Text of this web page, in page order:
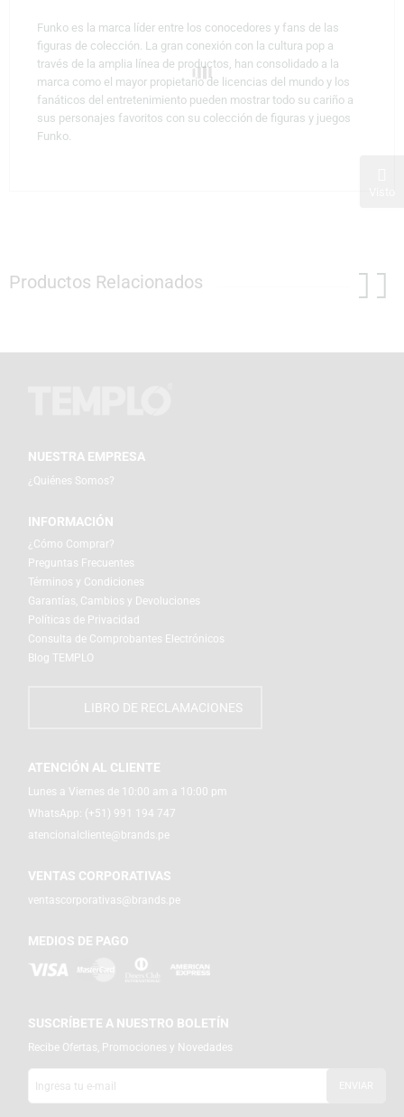
Funko es la marca líder entre los conocedores y fans de las
figuras de colección. La gran conexión con la cultura pop a
través de la amplia línea de productos, han consolidado a la
marca como el mayor propietario de licencias del mundo y los
fanáticos del entretenimiento pueden mostrar todo su cariño a
sus personajes favoritos con su colección de figuras y juegos
Funko.
Productos Relacionados
NUESTRA EMPRESA
¿Quiénes Somos?
INFORMACIÓN
¿Cómo Comprar?
Preguntas Frecuentes
Términos y Condiciones
Garantías, Cambios y Devoluciones
Políticas de Privacidad
Consulta de Comprobantes Electrónicos
Blog TEMPLO
LIBRO DE RECLAMACIONES
ATENCIÓN AL CLIENTE
Lunes a Viernes de 10:00 am a 10:00 pm
WhatsApp: (+51) 991 194 747
atencionalcliente@brands.pe
VENTAS CORPORATIVAS
ventascorporativas@brands.pe
MEDIOS DE PAGO
SUSCRÍBETE A NUESTRO BOLETÍN
Recibe Ofertas, Promociones y Novedades